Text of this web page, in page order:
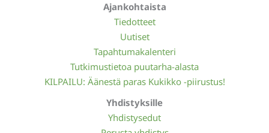
Ajankohtaista
Tiedotteet
Uutiset
Tapahtumakalenteri
Tutkimustietoa puutarha-alasta
KILPAILU: Äänestä paras Kukikko -piirustus!
Yhdistyksille
Yhdistysedut